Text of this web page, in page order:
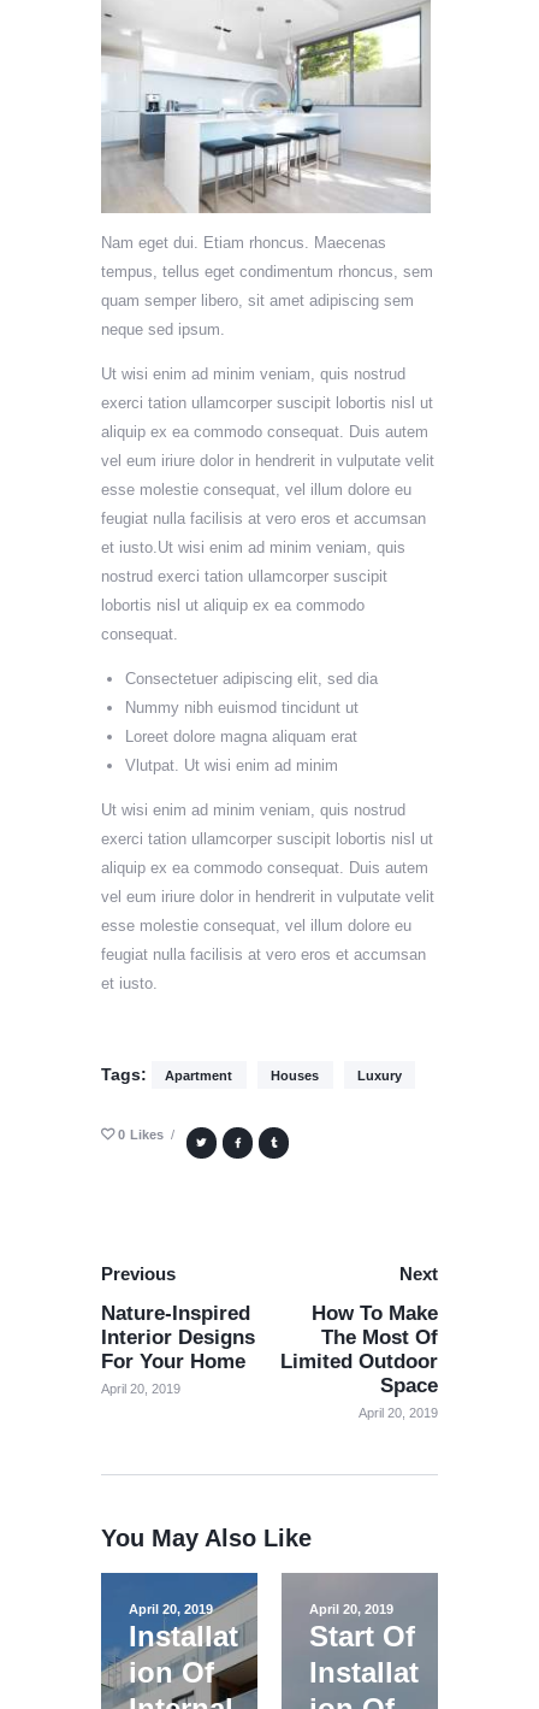
Nam eget dui. Etiam rhoncus. Maecenas
tempus, tellus eget condimentum rhoncus, sem
quam semper libero, sit amet adipiscing sem
neque sed ipsum.
Ut wisi enim ad minim veniam, quis nostrud
exerci tation ullamcorper suscipit lobortis nisl ut
aliquip ex ea commodo consequat. Duis autem
vel eum iriure dolor in hendrerit in vulputate velit
esse molestie consequat, vel illum dolore eu
feugiat nulla facilisis at vero eros et accumsan
et iusto.Ut wisi enim ad minim veniam, quis
nostrud exerci tation ullamcorper suscipit
lobortis nisl ut aliquip ex ea commodo
consequat.
Consectetuer adipiscing elit, sed dia
Nummy nibh euismod tincidunt ut
Loreet dolore magna aliquam erat
Vlutpat. Ut wisi enim ad minim
Ut wisi enim ad minim veniam, quis nostrud
exerci tation ullamcorper suscipit lobortis nisl ut
aliquip ex ea commodo consequat. Duis autem
vel eum iriure dolor in hendrerit in vulputate velit
esse molestie consequat, vel illum dolore eu
feugiat nulla facilisis at vero eros et accumsan
et iusto.
Tags: Apartment Houses Luxury
0 Likes
Previous
Nature-Inspired
Interior Designs
For Your Home
April 20, 2019
Next
How To Make
The Most Of
Limited Outdoor
Space
April 20, 2019
You May Also Like
April 20, 2019
Installat
ion Of
April 20, 2019
Start Of
Installat